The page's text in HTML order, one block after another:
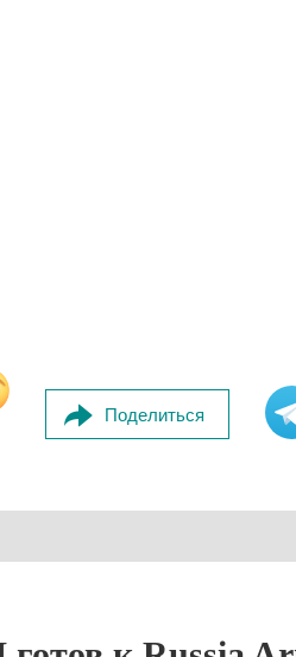
Поделиться